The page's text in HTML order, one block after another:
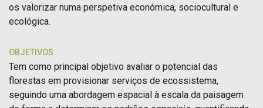
os valorizar numa perspetiva económica, sociocultural e
ecológica.
OBJETIVOS
Tem como principal objetivo avaliar o potencial das
florestas em provisionar serviços de ecossistema,
seguindo uma abordagem espacial à escala da paisagem